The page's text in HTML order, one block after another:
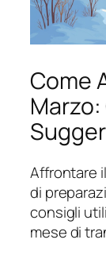
Come
Affrontare
di
consigli
mese di